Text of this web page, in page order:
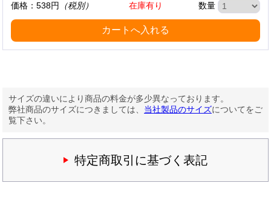
価格 538円 （税別） 在庫有り 数量
サイズの違いにより商品の料金が多少異なっております。
弊社商品のサイズにつきましては、 当社製品のサイズについてをご
覧下さい。
特定商取引に基づく表記